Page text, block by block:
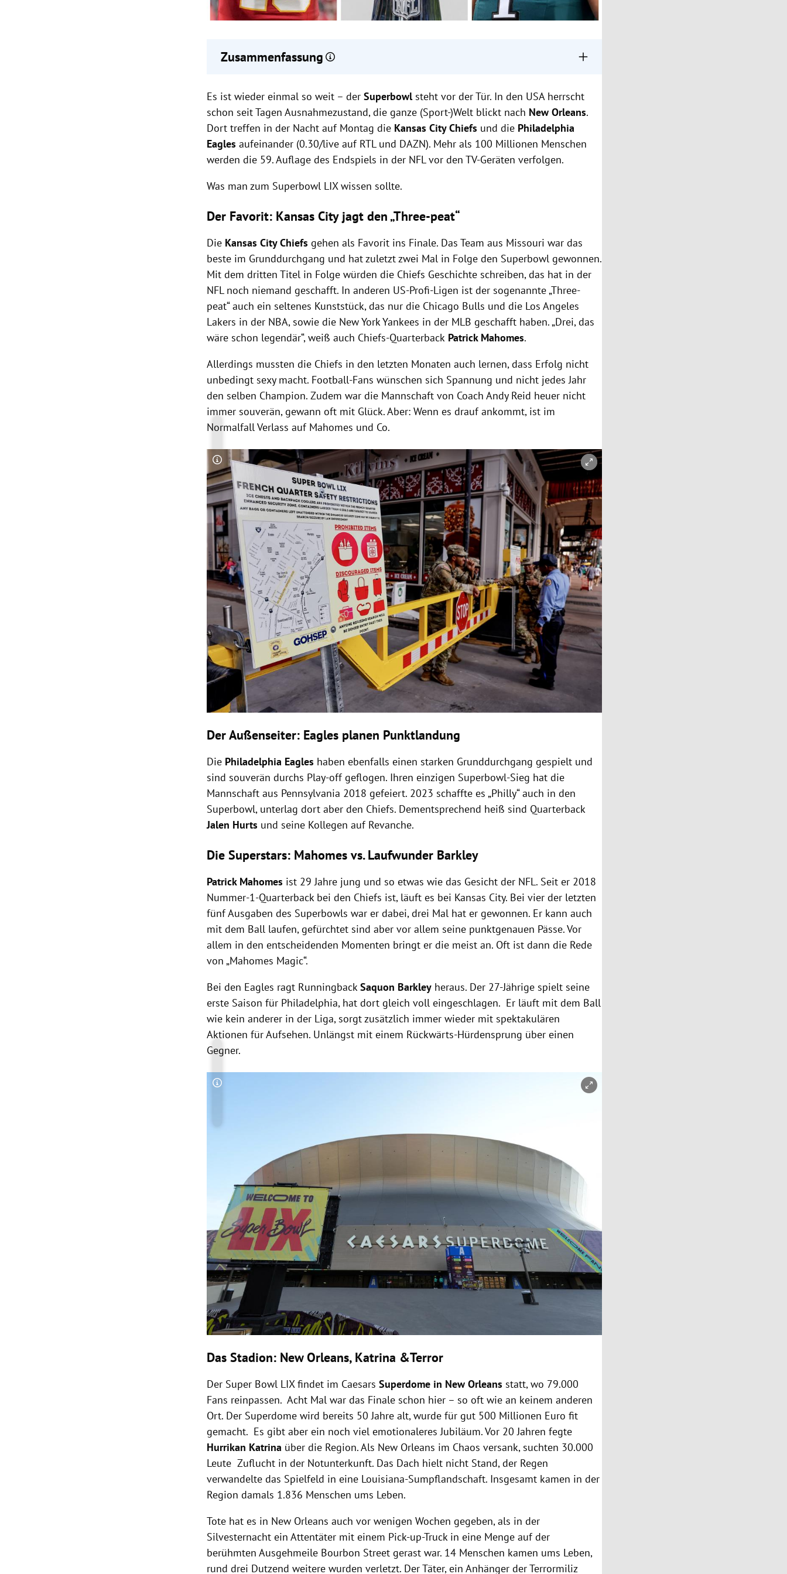
Zusammenfassung
Favoriten.
Philadelphia Eagles suchen Revanche nach der Niederlage gegen die Chiefs im Jahr
2023.
US-Präsident Donald Trump wird als erster amtierender Präsident live beim Superbowl
Es ist wieder einmal so weit – derSuperbowlsteht vor der Tür. In den USA herrscht
schon seit Tagen Ausnahmezustand, die ganze (Sport-)Welt blickt nach New Orleans.
Dort treffen in der Nacht auf Montag die Kansas City Chiefs und die Philadelphia
Eaglesaufeinander (0.30/live auf RTL und DAZN). Mehr als 100 Millionen Menschen
werden die 59. Auflage des Endspiels in der NFL vor den TV-Geräten verfolgen.
Was man zum Superbowl LIX wissen sollte.
Der Favorit: Kansas City jagt den „Three-peat“
Die Kansas City Chiefs gehen als Favorit ins Finale. Das Team aus Missouri war das
beste im Grunddurchgang und hat zuletzt zwei Mal in Folge den Superbowl gewonnen.
Mit dem dritten Titel in Folge würden die Chiefs Geschichte schreiben, das hat in der
NFL noch niemand geschafft. In anderen US-Profi-Ligen ist der sogenannte „Three-
peat“ auch ein seltenes Kunststück, das nur die Chicago Bulls und die Los Angeles
Lakers in der NBA, sowie die New York Yankees in der MLB geschafft haben. „Drei, das
wäre schon legendär“, weiß auch Chiefs-Quarterback Patrick Mahomes.
Allerdings mussten die Chiefs in den letzten Monaten auch lernen, dass Erfolg nicht
unbedingt sexy macht. Football-Fans wünschen sich Spannung und nicht jedes Jahr
den selben Champion. Zudem war die Mannschaft von Coach Andy Reid heuer nicht
immer souverän, gewann oft mit Glück. Aber: Wenn es drauf ankommt, ist im
Normalfall Verlass auf Mahomes und Co.
Copyright-Hinweis öffnen/schließen
Der Außenseiter: Eagles planen Punktlandung
Die Philadelphia Eagles haben ebenfalls einen starken Grunddurchgang gespielt und
sind souverän durchs Play-off geflogen. Ihren einzigen Superbowl-Sieg hat die
Mannschaft aus Pennsylvania 2018 gefeiert. 2023 schaffte es „Philly“ auch in den
Superbowl, unterlag dort aber den Chiefs. Dementsprechend heiß sind Quarterback
Jalen Hurts und seine Kollegen auf Revanche.
Die Superstars: Mahomes vs. Laufwunder Barkley
Patrick Mahomes ist 29 Jahre jung und so etwas wie das Gesicht der NFL. Seit er 2018
Nummer-1-Quarterback bei den Chiefs ist, läuft es bei Kansas City. Bei vier der letzten
fünf Ausgaben des Superbowls war er dabei, drei Mal hat er gewonnen. Er kann auch
mit dem Ball laufen, gefürchtet sind aber vor allem seine punktgenauen Pässe. Vor
allem in den entscheidenden Momenten bringt er die meist an. Oft ist dann die Rede
von „Mahomes Magic“.
Bei den Eagles ragt RunningbackSaquon Barkley heraus. Der 27-Jährige spielt seine
erste Saison für Philadelphia, hat dort gleich voll eingeschlagen. Er läuft mit dem Ball
wie kein anderer in der Liga, sorgt zusätzlich immer wieder mit spektakulären
Aktionen für Aufsehen. Unlängst mit einem Rückwärts-Hürdensprung über einen
Gegner.
Copyright-Hinweis öffnen/schließen
Das Stadion: New Orleans, Katrina &Terror
Der Super Bowl LIX findet im CaesarsSuperdome in New Orleans statt, wo 79.000
Fans reinpassen. Acht Mal war das Finale schon hier – so oft wie an keinem anderen
Ort. Der Superdome wird bereits 50 Jahre alt, wurde für gut 500 Millionen Euro fit
gemacht. Es gibt aber ein noch viel emotionaleres Jubiläum. Vor 20 Jahren fegte
Hurrikan Katrina über die Region. Als New Orleans im Chaos versank, suchten 30.000
Leute Zuflucht in der Notunterkunft. Das Dach hielt nicht Stand, der Regen
verwandelte das Spielfeld in eine Louisiana-Sumpflandschaft. Insgesamt kamen in der
Region damals 1.836 Menschen ums Leben.
Tote hat es in New Orleans auch vor wenigen Wochen gegeben, als in der
Silvesternacht ein Attentäter mit einem Pick-up-Truck in eine Menge auf der
berühmten Ausgehmeile Bourbon Street gerast war. 14 Menschen kamen ums Leben,
rund drei Dutzend weitere wurden verletzt. Der Täter, ein Anhänger der Terrormiliz